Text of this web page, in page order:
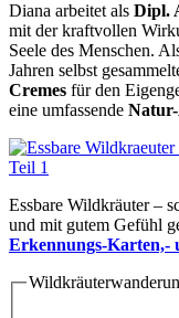
Diana arbeitet als Dipl.
mit der kraftvollen
Seele des Menschen.
Jahren selbst
Cremes für den
eine umfassende
Essbare Wildkräuter –
und mit gutem Gefühl
Erkennungs-Karten,-